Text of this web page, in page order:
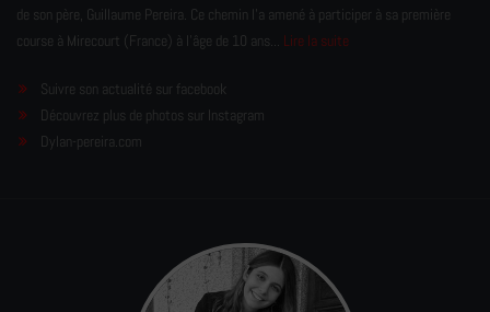
de son père, Guillaume Pereira. Ce chemin l'a amené à participer à sa première
course à Mirecourt (France) à l'âge de 10 ans... Lire la suite
Suivre son actualité sur facebook
Découvrez plus de photos sur Instagram
Dylan-pereira.com